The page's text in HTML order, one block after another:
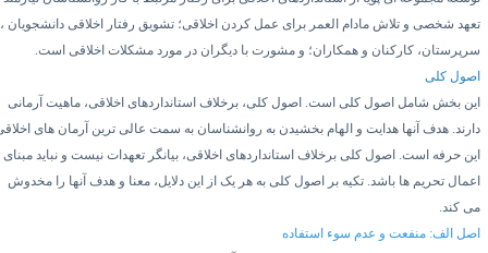
شخصی و تلاش مادام العمر برای عمل کردن اخلاقی؛ تشویق رفتار اخلاقی دانشجویان ،
کارکنان و همکاران؛ و مشورت با دیگران در مورد مشکلات اخلاقی است.
کلی
بخش شامل اصول کلی است. اصول کلی، برخلاف استانداردهای اخلاقی، ماهیت آرمانی
هدف آنها هدایت و الهام بخشیدن به روانشناسان به سمت عالی ترین آرمان های اخلاقی
حرفه است. اصول کلی برخلاف استانداردهای اخلاقی، بیانگر تعهدات نیست و نباید مبنای
تحریم ها باشد. تکیه بر اصول کلی به هر یک از این دلایل، معنا و هدف آنها را مخدوش
کند.
الف: منفعت و عدم سوء استفاده